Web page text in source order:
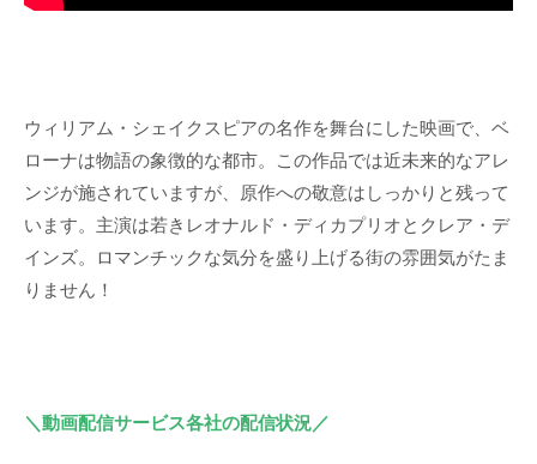
ウィリアム・シェイクスピアの名作を舞台にした映画で、ベ
ローナは物語の象徴的な都市。この作品では近未来的なアレ
ンジが施されていますが、原作への敬意はしっかりと残って
います。主演は若きレオナルド・ディカプリオとクレア・デ
インズ。ロマンチックな気分を盛り上げる街の雰囲気がたま
りません！
＼動画配信サービス各社の配信状況／